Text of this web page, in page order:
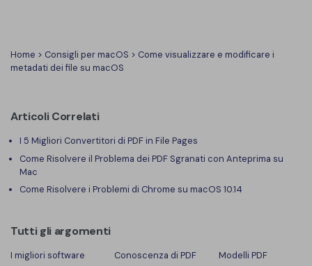
Home > Consigli per macOS > Come visualizzare e modificare i
metadati dei file su macOS
Articoli Correlati
I 5 Migliori Convertitori di PDF in File Pages
Come Risolvere il Problema dei PDF Sgranati con Anteprima su
Mac
Come Risolvere i Problemi di Chrome su macOS 10.14
Tutti gli argomenti
I migliori software Conoscenza di PDF
Modelli PDF